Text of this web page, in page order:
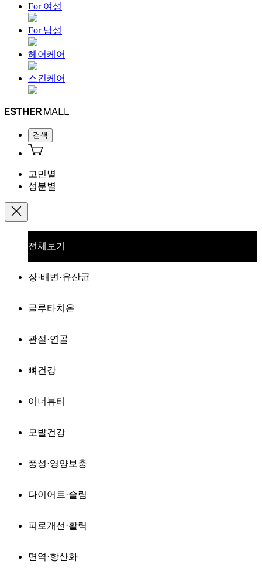
For 여성
For 남성
헤어케어
스킨케어
검색
고민별
성분별
전체보기
장·배변·유산균
글루타치온
관절·연골
뼈건강
이너뷰티
모발건강
풍성·영양보충
다이어트·슬림
피로개선·활력
면역·항산화